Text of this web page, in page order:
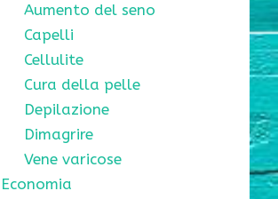
Aumento del seno
Capelli
Cellulite
Cura della pelle
Depilazione
Dimagrire
Vene varicose
Economia